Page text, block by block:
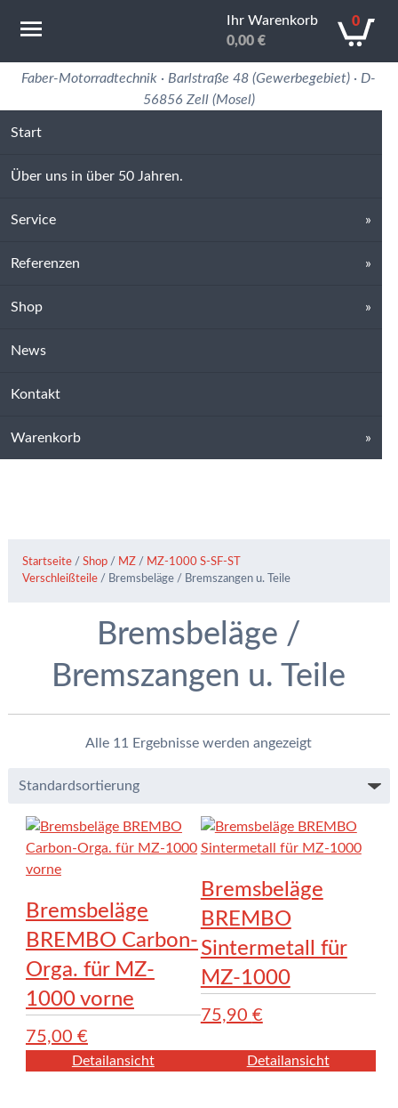
Motorradtechnik Erfahrung in 50 Jahren
Faber-Motorradtechnik · Barlstraße 48 (Gewerbegebiet) · D-
56856 Zell (Mosel)
Start
Über uns in über 50 Jahren.
Service
Referenzen
Shop
News
Kontakt
Warenkorb
Ihr Warenkorb
0,00 €
0
Startseite /Shop / MZ / MZ-1000 S-SF-ST
Verschleißteile / Bremsbeläge / Bremszangen u. Teile
Bremsbeläge /
Bremszangen u. Teile
Alle 11 Ergebnisse werden angezeigt
Bremsbeläge
BREMBO Carbon-
Orga. für MZ-
1000 vorne
75,00 €
Detailansicht
Bremsbeläge
BREMBO
Sintermetall für
MZ-1000
75,90 €
Detailansicht